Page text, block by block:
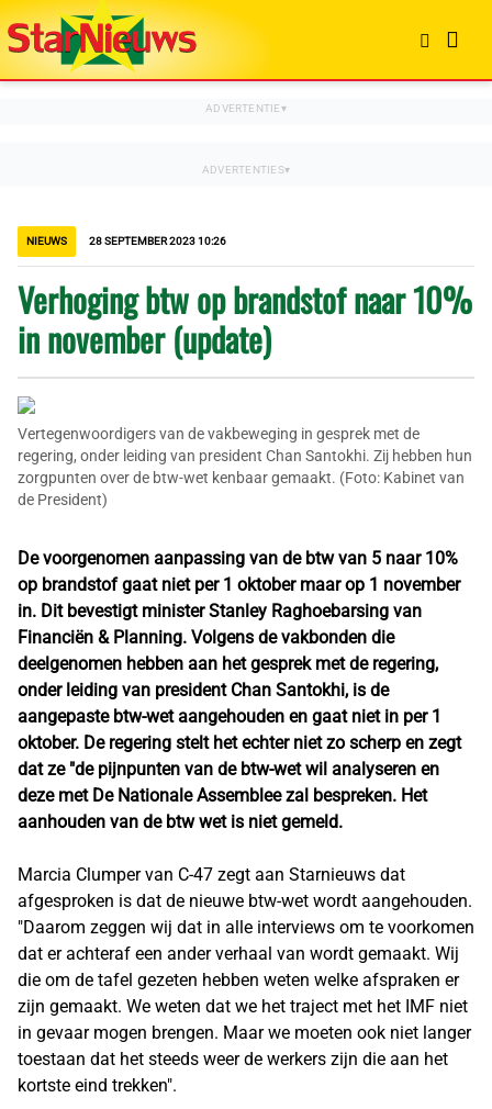
NIEUWS 28 SEPTEMBER 2023 10:26
Verhoging btw op brandstof naar 10%
in november (update)
Vertegenwoordigers van de vakbeweging in gesprek met de
regering, onder leiding van president Chan Santokhi. Zij hebben hun
zorgpunten over de btw-wet kenbaar gemaakt. (Foto: Kabinet van
de President)
De voorgenomen aanpassing van de btw van 5 naar 10%
op brandstof gaat niet per 1 oktober maar op 1 november
in. Dit bevestigt minister Stanley Raghoebarsing van
Financiën & Planning. Volgens de vakbonden die
deelgenomen hebben aan het gesprek met de regering,
onder leiding van president Chan Santokhi, is de
aangepaste btw-wet aangehouden en gaat niet in per 1
oktober. De regering stelt het echter niet zo scherp en zegt
dat ze "de pijnpunten van de btw-wet wil analyseren en
deze met De Nationale Assemblee zal bespreken. Het
aanhouden van de btw wet is niet gemeld.
Marcia Clumper van C-47 zegt aan Starnieuws dat
afgesproken is dat de nieuwe btw-wet wordt aangehouden.
"Daarom zeggen wij dat in alle interviews om te voorkomen
dat er achteraf een ander verhaal van wordt gemaakt. Wij
die om de tafel gezeten hebben weten welke afspraken er
zijn gemaakt. We weten dat we het traject met het IMF niet
in gevaar mogen brengen. Maar we moeten ook niet langer
toestaan dat het steeds weer de werkers zijn die aan het
kortste eind trekken".